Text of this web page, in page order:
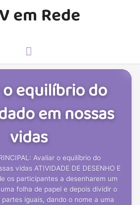
em Rede
Menu
principal
equilíbrio do
em nossas
vidas
Avaliar o equilíbrio do
vidas ATIVIDADE DE DESENHO E
os participantes a desenharem um
folha de papel e depois dividir o
iguais, dando o nome a uma